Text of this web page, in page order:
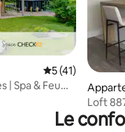
Évaluation
5 (41)
| Spa & Feu
Loft
Le